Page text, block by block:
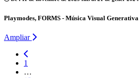
Playmodes, FORMS - Música Visual Generativa
Ampliar
1
…